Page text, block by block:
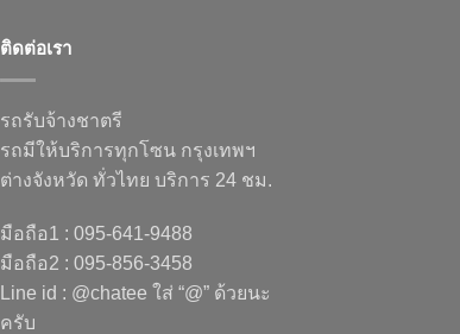
ติดต่อเรา
รถรับจ้างชาตรี
รถมีให้บริการทุกโซน กรุงเทพฯ
ต่างจังหวัด ทั่วไทย บริการ 24 ชม.
มือถือ1 : 095-641-9488
มือถือ2 : 095-856-3458
Line id : @chatee ใส่ “@” ด้วยนะ
ครับ